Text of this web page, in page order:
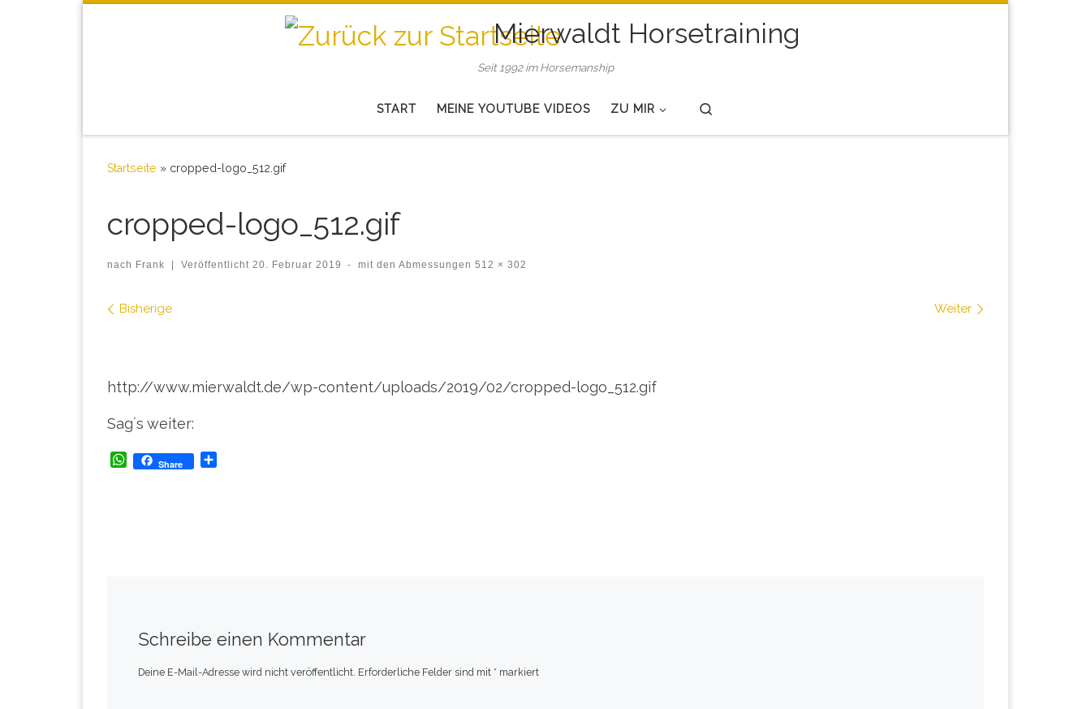
Mierwaldt Horsetraining
Seit 1992 im Horsemanship
START MEINE YOUTUBE VIDEOS ZU MIR
Startseite » cropped-logo_512.gif
cropped-logo_512.gif
nach Frank | Veröffentlicht 20. Februar 2019 - mit den Abmessungen 512 × 302
Bilder Navigation
Bisherige Weiter
http://www.mierwaldt.de/wp-content/uploads/2019/02/cropped-logo_512.gif
Sag´s weiter:
W
Share
Schreibe einen Kommentar
Deine E-Mail-Adresse wird nicht veröffentlicht. Erforderliche Felder sind mit * markiert